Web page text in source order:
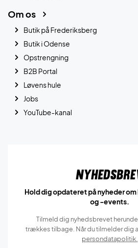
Om os
Butik på Frederiksberg
Butik i Odense
Opstrengning
B2B Portal
Løvens hule
Jobs
YouTube-kanal
Hold dig opdateret på nyheder
og -events.
Tilmeld dig nyhedsbrevet
trækkes tilbage. Når du tilmelder dig
persondatapolitik.